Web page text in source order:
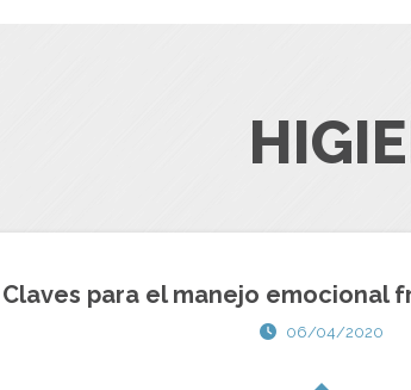
Claves para el manejo emocional
06/04/2020